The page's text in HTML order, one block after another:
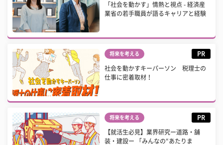
「社会を動かす」情熱と視点 - 経済産
業省の若手職員が語るキャリアと経験
将来を考える PR
社会を動かすキーパーソン 税理士の
仕事に密着取材！
将来を考える PR
【就活生必見】業界研究ー道路・舗
装・建設ー 「みんなの“あたりま